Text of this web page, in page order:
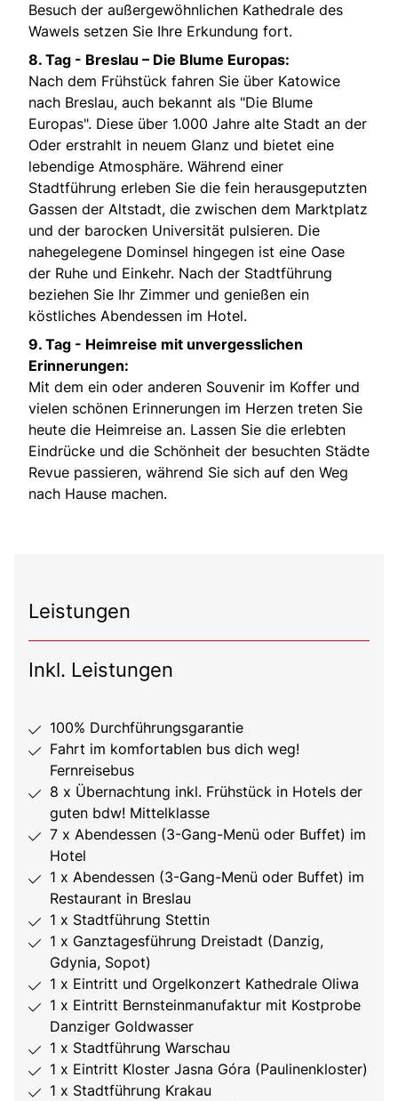
Besuch der außergewöhnlichen Kathedrale des
Wawels setzen Sie Ihre Erkundung fort.
8. Tag - Breslau – Die Blume Europas:
Nach dem Frühstück fahren Sie über Katowice
nach Breslau, auch bekannt als "Die Blume
Europas". Diese über 1.000 Jahre alte Stadt an der
Oder erstrahlt in neuem Glanz und bietet eine
lebendige Atmosphäre. Während einer
Stadtführung erleben Sie die fein herausgeputzten
Gassen der Altstadt, die zwischen dem Marktplatz
und der barocken Universität pulsieren. Die
nahegelegene Dominsel hingegen ist eine Oase
der Ruhe und Einkehr. Nach der Stadtführung
beziehen Sie Ihr Zimmer und genießen ein
köstliches Abendessen im Hotel.
9. Tag - Heimreise mit unvergesslichen
Erinnerungen:
Mit dem ein oder anderen Souvenir im Koffer und
vielen schönen Erinnerungen im Herzen treten Sie
heute die Heimreise an. Lassen Sie die erlebten
Eindrücke und die Schönheit der besuchten Städte
Revue passieren, während Sie sich auf den Weg
nach Hause machen.
Leistungen
Inkl. Leistungen
100% Durchführungsgarantie
Fahrt im komfortablen bus dich weg!
Fernreisebus
8 x Übernachtung inkl. Frühstück in Hotels der
guten bdw! Mittelklasse
7 x Abendessen (3-Gang-Menü oder Buffet) im
Hotel
1 x Abendessen (3-Gang-Menü oder Buffet) im
Restaurant in Breslau
1 x Stadtführung Stettin
1 x Ganztagesführung Dreistadt (Danzig,
Gdynia, Sopot)
1 x Eintritt und Orgelkonzert Kathedrale Oliwa
1 x Eintritt Bernsteinmanufaktur mit Kostprobe
Danziger Goldwasser
1 x Stadtführung Warschau
1 x Eintritt Kloster Jasna Góra (Paulinenkloster)
1 x Stadtführung Krakau